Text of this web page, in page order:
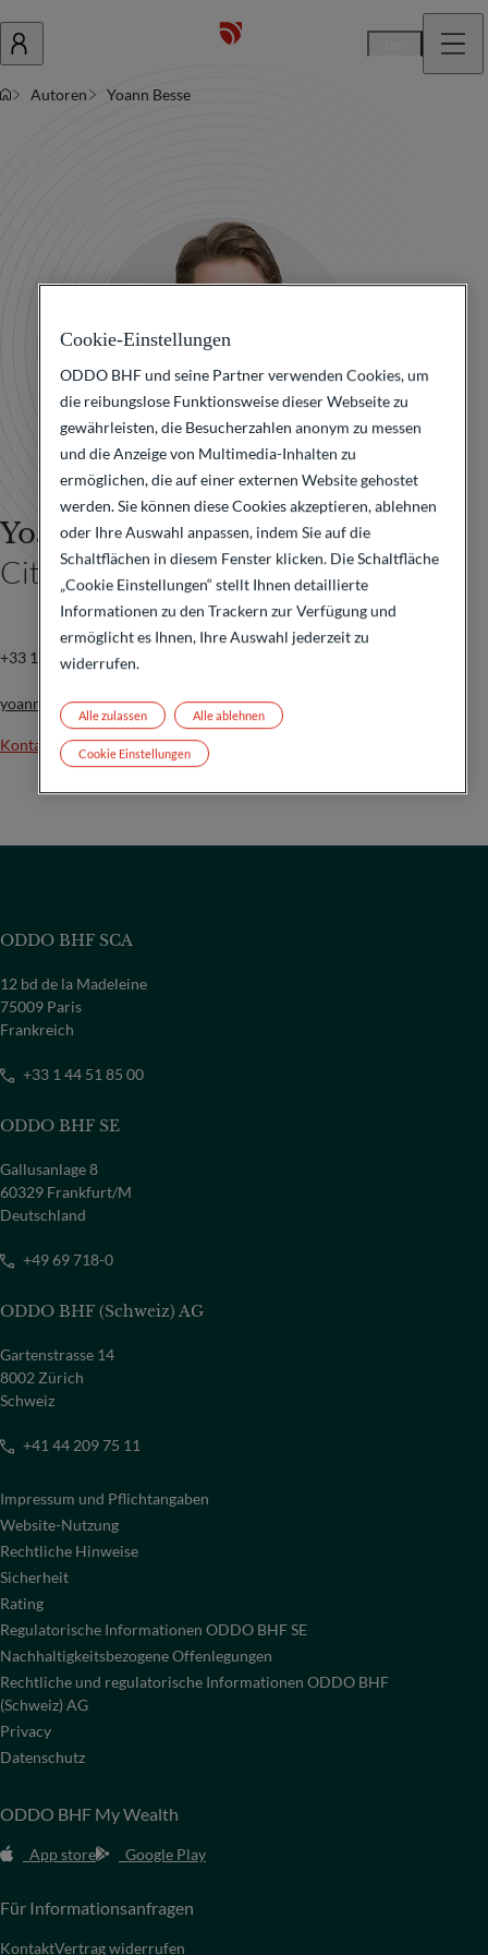
Autoren Yoann Besse
Yoann Besse
Citigate
+33 1 53 32 78 89
yoann.besse@citigatedewerogerson.com
Kontakt
ODDO BHF SCA
12 bd de la Madeleine
75009 Paris
Frankreich
+33 1 44 51 85 00
ODDO BHF SE
Gallusanlage 8
60329 Frankfurt/M
Deutschland
+49 69 718-0
ODDO BHF (Schweiz) AG
Gartenstrasse 14
8002 Zürich
Schweiz
+41 44 209 75 11
Impressum und Pflichtangaben
Website-Nutzung
Rechtliche Hinweise
Sicherheit
Rating
Regulatorische Informationen ODDO BHF SE
Nachhaltigkeitsbezogene Offenlegungen
Rechtliche und regulatorische Informationen ODDO BHF
(Schweiz) AG
Privacy
Datenschutz
ODDO BHF My Wealth
App store Google Play
Für Informationsanfragen
KontaktVertrag widerrufen
Cookie-Einstellungen
ODDO BHF und seine Partner verwenden Cookies, um
die reibungslose Funktionsweise dieser Webseite zu
gewährleisten, die Besucherzahlen anonym zu messen
und die Anzeige von Multimedia-Inhalten zu
ermöglichen, die auf einer externen Website gehostet
werden. Sie können diese Cookies akzeptieren, ablehnen
oder Ihre Auswahl anpassen, indem Sie auf die
Schaltflächen in diesem Fenster klicken. Die Schaltfläche
„Cookie Einstellungen“ stellt Ihnen detaillierte
Informationen zu den Trackern zur Verfügung und
ermöglicht es Ihnen, Ihre Auswahl jederzeit zu
widerrufen.
Alle ablehnen
Alle zulassen
Cookie Einstellungen